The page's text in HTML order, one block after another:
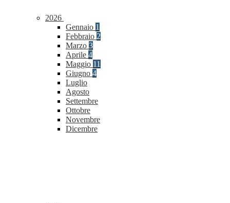
2026
Gennaio 1
Febbraio 2
Marzo 3
Aprile 4
Maggio 11
Giugno 4
Luglio
Agosto
Settembre
Ottobre
Novembre
Dicembre